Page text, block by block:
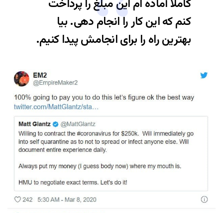
کاملا آماده ام این مبلغ را پرداخت
کنم که این کار را انجام دهی. بیا
بهترین راه را برای انجامش پیدا کنیم.